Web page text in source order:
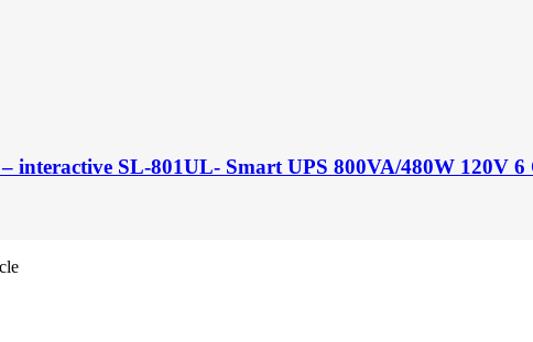
interactive SL-801UL- Smart UPS 800VA/480W 120V